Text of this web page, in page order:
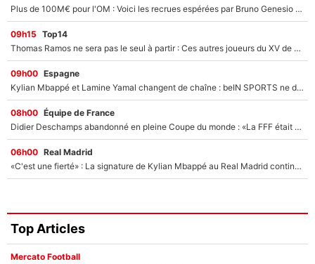
Plus de 100M€ pour l'OM : Voici les recrues espérées par Bruno Genesio et Grégory Lorenzi après l’opération dégraissage
09h15 Top14
Thomas Ramos ne sera pas le seul à partir : Ces autres joueurs du XV de France pourraient aussi quitter le Stade Toulousain, un club de Top 14 est déjà sur les rangs
09h00 Espagne
Kylian Mbappé et Lamine Yamal changent de chaîne : beIN SPORTS ne digère pas cette décision historique et prédit un fiasco pour la Liga
08h00 Équipe de France
Didier Deschamps abandonné en pleine Coupe du monde : «La FFF était déjà passée à Zinedine Zidane»
06h00 Real Madrid
«C'est une fierté» : La signature de Kylian Mbappé au Real Madrid continue de régaler l'Espagne
Top Articles
Mercato Football